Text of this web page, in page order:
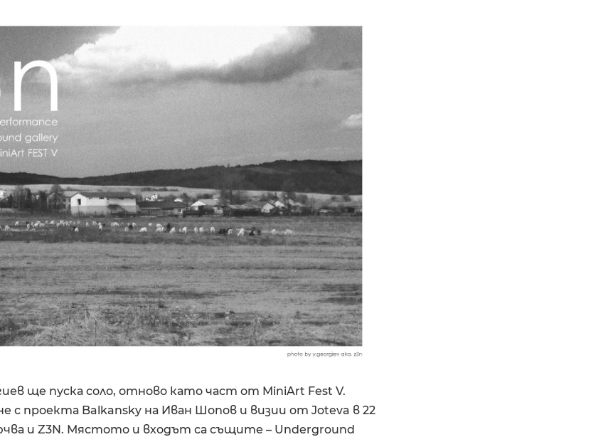
ще пуска соло, отново като част от MiniArt Fest V.
с проекта Balkansky на Иван Шопов и визии от Joteva в 22
и Z3N. Мястото и входът са същите – Underground